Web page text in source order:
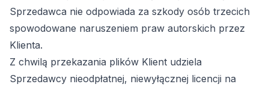
Sprzedawca nie odpowiada za szkody osób trzecich
spowodowane naruszeniem praw autorskich przez
Klienta.
Z chwilą przekazania plików Klient udziela
Sprzedawcy nieodpłatnej, niewyłącznej licencji na